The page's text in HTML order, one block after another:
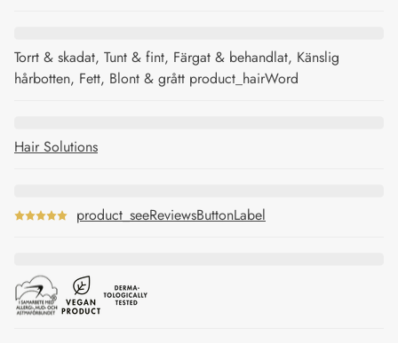
Torrt & skadat, Tunt & fint, Färgat & behandlat, Känslig
hårbotten, Fett, Blont & grått product_hairWord
Hair Solutions
product_seeReviewsButtonLabel